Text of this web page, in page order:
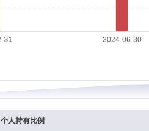
个人持有比例